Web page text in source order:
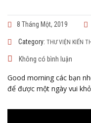
8 Tháng Một, 2019
Category: THƯ VIỆN KIẾN
Không có bình luận
Good morning các bạn
để được một ngày vui